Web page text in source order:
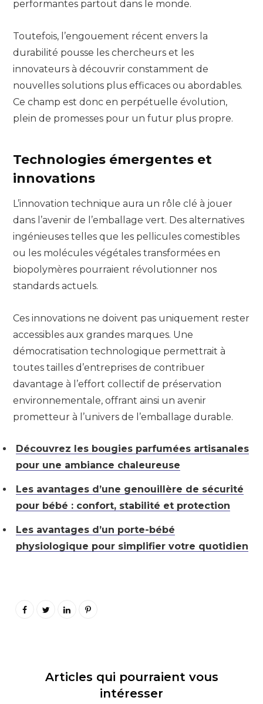
performantes partout dans le monde.
Toutefois, l’engouement récent envers la
durabilité pousse les chercheurs et les
innovateurs à découvrir constamment de
nouvelles solutions plus efficaces ou abordables.
Ce champ est donc en perpétuelle évolution,
plein de promesses pour un futur plus propre.
Technologies émergentes et
innovations
L’innovation technique aura un rôle clé à jouer
dans l’avenir de l’emballage vert. Des alternatives
ingénieuses telles que les pellicules comestibles
ou les molécules végétales transformées en
biopolymères pourraient révolutionner nos
standards actuels.
Ces innovations ne doivent pas uniquement rester
accessibles aux grandes marques. Une
démocratisation technologique permettrait à
toutes tailles d’entreprises de contribuer
davantage à l’effort collectif de préservation
environnementale, offrant ainsi un avenir
prometteur à l’univers de l’emballage durable.
Découvrez les bougies parfumées artisanales
pour une ambiance chaleureuse
Les avantages d’une genouillère de sécurité
pour bébé : confort, stabilité et protection
Les avantages d’un porte-bébé
physiologique pour simplifier votre quotidien
Articles qui pourraient vous
intéresser